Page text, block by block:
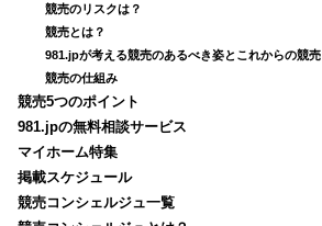
競売のリスクは？
競売とは？
981.jpが考える競売のあるべき姿とこれからの競売
競売の仕組み
競売5つのポイント
981.jpの無料相談サービス
マイホーム特集
掲載スケジュール
競売コンシェルジュ一覧